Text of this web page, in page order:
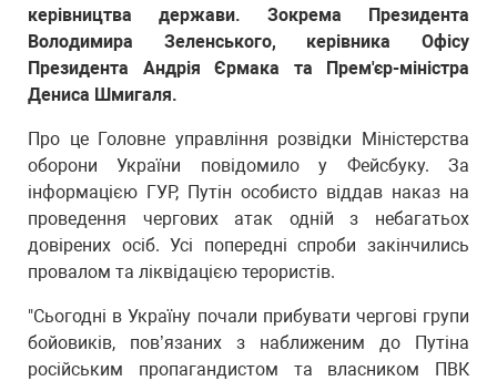
керівництва держави. Зокрема Президента
Володимира Зеленського, керівника Офісу
Президента Андрія Єрмака та Прем'єр-міністра
Дениса Шмигаля.
Про це Головне управління розвідки Міністерства
оборони України повідомило у Фейсбуку. За
інформацією ГУР, Путін особисто віддав наказ на
проведення чергових атак одній з небагатьох
довірених осіб. Усі попередні спроби закінчились
провалом та ліквідацією терористів.
"Сьогодні в Україну почали прибувати чергові групи
бойовиків, пов’язаних з наближеним до Путіна
російським пропагандистом та власником ПВК